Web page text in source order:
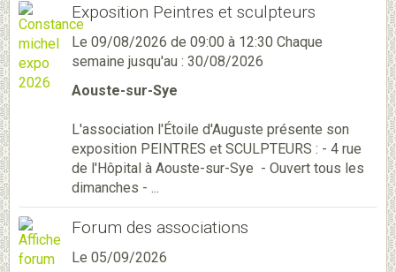
Exposition Peintres et sculpteurs
Le 09/08/2026 de 09:00 à 12:30 Chaque
semaine jusqu'au : 30/08/2026
Aouste-sur-Sye
L'association l'Étoile d'Auguste présente son
exposition PEINTRES et SCULPTEURS : - 4 rue
de l'Hôpital à Aouste-sur-Sye - Ouvert tous les
dimanches - ...
Forum des associations
Le 05/09/2026